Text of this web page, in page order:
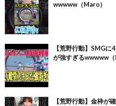
wwwww（Maro）
【荒野行動】SMG
が強すぎるwwwww（
【荒野行動】金枠が